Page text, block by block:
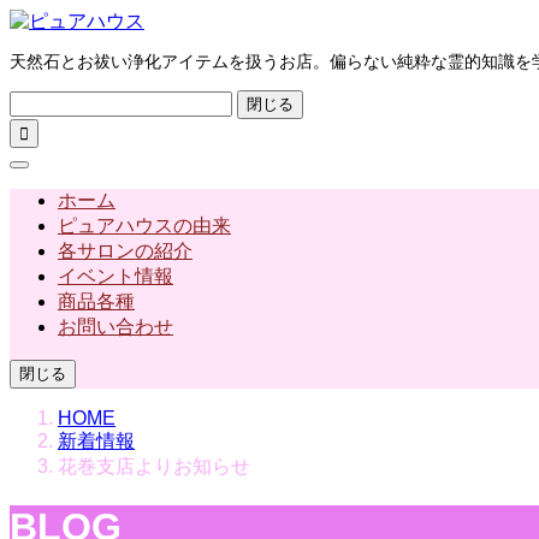
天然石とお祓い浄化アイテムを扱うお店。偏らない純粋な霊的知識を
閉じる

ホーム
ピュアハウスの由来
各サロンの紹介
イベント情報
商品各種
お問い合わせ
閉じる
HOME
新着情報
花巻支店よりお知らせ
BLOG